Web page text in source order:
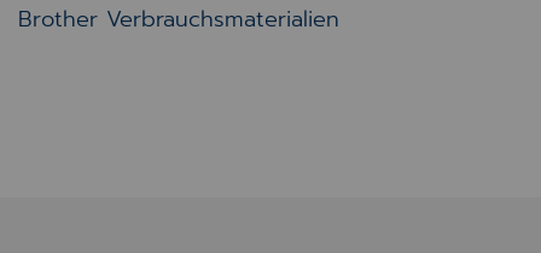
Brother Verbrauchsmaterialien